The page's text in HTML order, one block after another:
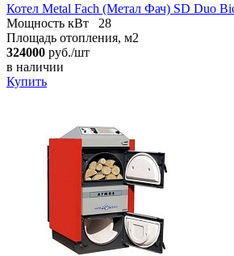
Котел Metal Fach (Метал Фач) SD Duo
Мощность кВт
28
Площадь отопления, м2
324000 руб./шт
в наличии
Купить